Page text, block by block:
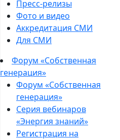
Пресс-релизы
Фото и видео
Аккредитация СМИ
Для СМИ
Форум «Собственная
генерация»
Форум «Собственная
генерация»
Серия вебинаров
«Энергия знаний»
Регистрация на